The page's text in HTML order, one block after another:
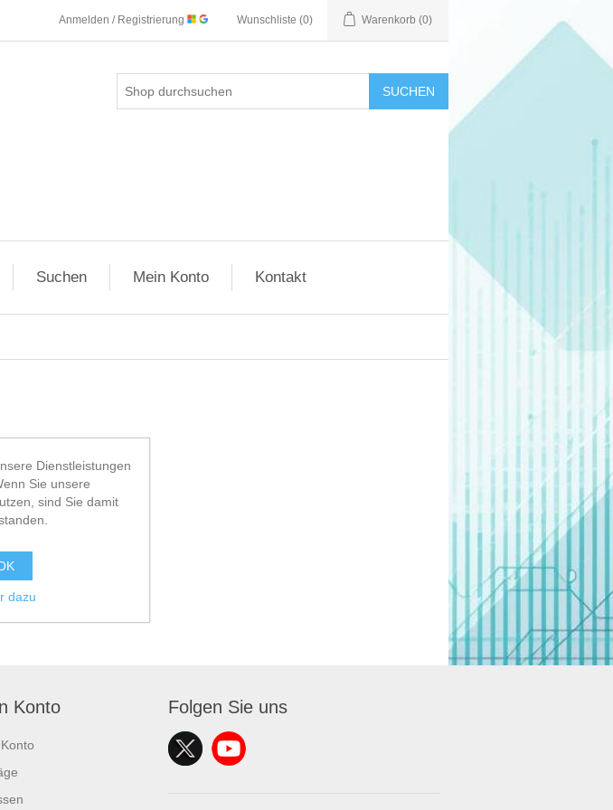
Anmelden / Registrierung Wunschliste (0) Warenkorb (0)
SUCHEN
Suchen Mein Konto Kontakt
Konto Folgen Sie uns
Dienstleistungen
Sie unsere
sind Sie damit
dazu